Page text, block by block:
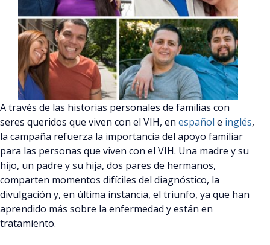
A través de las historias personales de familias con
seres queridos que viven con el VIH, en español e inglés,
la campaña refuerza la importancia del apoyo familiar
para las personas que viven con el VIH. Una madre y su
hijo, un padre y su hija, dos pares de hermanos,
comparten momentos difíciles del diagnóstico, la
divulgación y, en última instancia, el triunfo, ya que han
aprendido más sobre la enfermedad y están en
tratamiento.